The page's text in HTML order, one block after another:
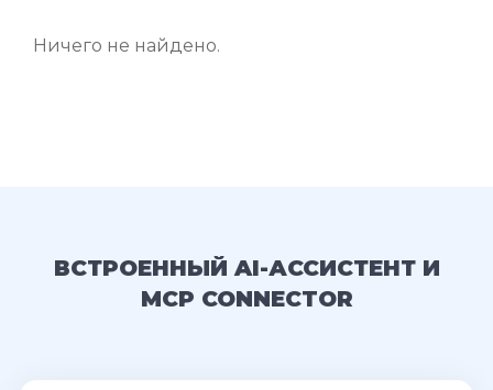
Ничего не найдено.
ВСТРОЕННЫЙ AI-АССИСТЕНТ И
MCP CONNECTOR